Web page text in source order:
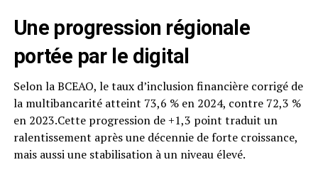
Une progression régionale
portée par le digital
Selon la BCEAO, le taux d’inclusion financière corrigé de
la multibancarité atteint 73,6 % en 2024, contre 72,3 %
en 2023.Cette progression de +1,3 point traduit un
ralentissement après une décennie de forte croissance,
mais aussi une stabilisation à un niveau élevé.